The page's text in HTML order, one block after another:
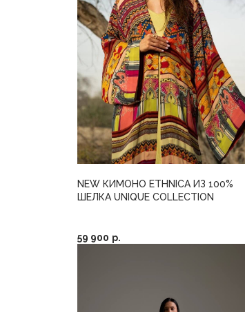
NEW КИМОНО ETHNICA ИЗ 100%
ШЕЛКА UNIQUE COLLECTION
59 900 р.